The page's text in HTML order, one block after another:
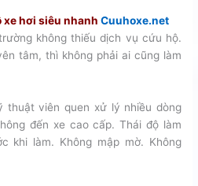
xe hơi siêu nhanhCuuhoxe.net
không thiếu dịch vụ cứu hộ.
tâm, thì không phải ai cũng làm
thuật viên quen xử lý nhiều dòng
đến xe cao cấp. Thái độ làm
khi làm. Không mập mờ. Không